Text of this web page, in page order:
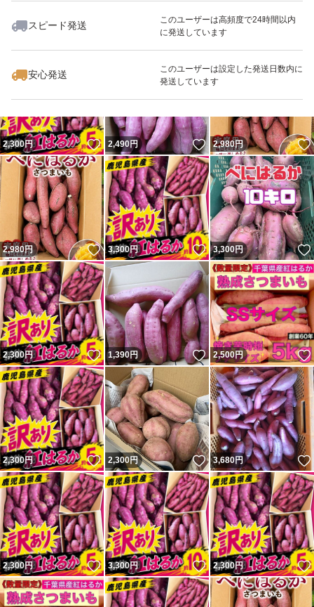
スピード発送
このユーザーは高頻度で24時間以内
に発送しています
安心発送
このユーザーは設定した発送日数内に
発送しています
いいね！
2,300
2,300円 いいね！
2,490円 いいね！
2,980円
2,980円 いいね！
3,300円 いいね！
3,300円
2,300円 いいね！
1,390円 いいね！
2,500円
2,300円 いいね！
2,300円 いいね！
3,680円
2,300円 いいね！
3,300円 いいね！
2,300円